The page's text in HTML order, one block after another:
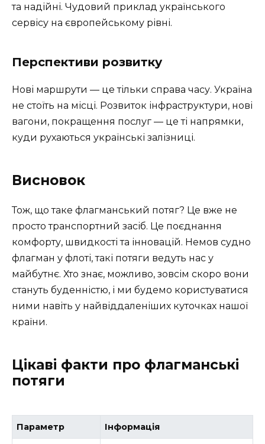
та надійні. Чудовий приклад українського
сервісу на європейському рівні.
Перспективи розвитку
Нові маршрути — це тільки справа часу. Україна
не стоїть на місці. Розвиток інфраструктури, нові
вагони, покращення послуг — це ті напрямки,
куди рухаються українські залізниці.
Висновок
Тож, що таке флагманський потяг? Це вже не
просто транспортний засіб. Це поєднання
комфорту, швидкості та інновацій. Немов судно
флагман у флоті, такі потяги ведуть нас у
майбутнє. Хто знає, можливо, зовсім скоро вони
стануть буденністю, і ми будемо користуватися
ними навіть у найвіддаленіших куточках нашої
країни.
Цікаві факти про флагманські
потяги
Параметр Інформація